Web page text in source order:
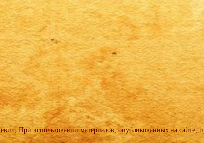
При использовании материалов, опубликованных на сайте,